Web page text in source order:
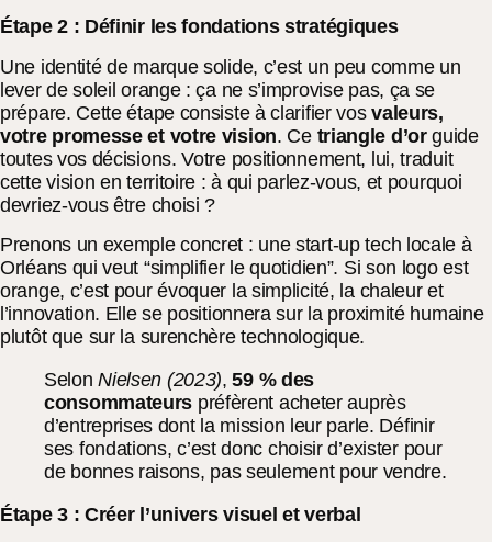
Étape 2 : Définir les fondations stratégiques
Une identité de marque solide, c’est un peu comme un
lever de soleil orange : ça ne s’improvise pas, ça se
prépare. Cette étape consiste à clarifier vosvaleurs,
votre promesse et votre vision. Ce triangle d’orguide
toutes vos décisions. Votre positionnement, lui, traduit
cette vision en territoire : à qui parlez-vous, et pourquoi
devriez-vous être choisi ?
Prenons un exemple concret : une start-up tech locale à
Orléans qui veut “simplifier le quotidien”. Si son logo est
orange, c’est pour évoquer la simplicité, la chaleur et
l’innovation. Elle se positionnera sur la proximité humaine
plutôt que sur la surenchère technologique.
SelonNielsen (2023),59 % des
consommateurs préfèrent acheter auprès
d’entreprises dont la mission leur parle. Définir
ses fondations, c’est donc choisir d’exister pour
de bonnes raisons, pas seulement pour vendre.
Étape 3 : Créer l’univers visuel et verbal